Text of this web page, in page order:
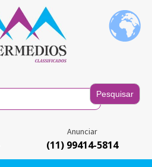
Anunciar
(11) 99414-5814